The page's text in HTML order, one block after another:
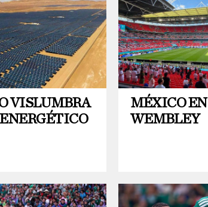
VISLUMBRA
MÉXICO EN
WEMBLEY